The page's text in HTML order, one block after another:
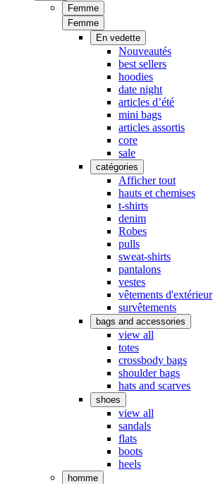
Femme
Femme
En vedette
Nouveautés
best sellers
hoodies
date night
articles d’été
mini bags
articles assortis
core
sale
catégories
Afficher tout
hauts et chemises
t-shirts
denim
Robes
pulls
sweat-shirts
pantalons
vestes
vêtements d'extérieur
survêtements
bags and accessories
view all
totes
crossbody bags
shoulder bags
hats and scarves
shoes
view all
sandals
flats
boots
heels
homme